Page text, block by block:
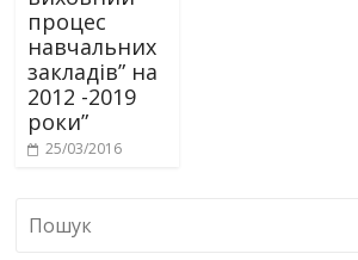
процес
навчальних
закладів” на
2012 -2019
роки”
25/03/2016